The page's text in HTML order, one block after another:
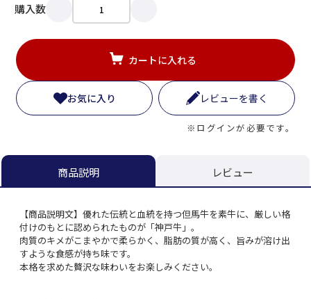
購入数
カートに入れる
お気に入り レビューを書く
※ログインが必要です。
商品説明 レビュー
【商品説明文】優れた伝統と血統を持つ但馬牛を素牛に、厳しい格
付けのもとに認められたものが「神戸牛」。
肉質のキメがこまやかで柔らかく、脂肪の質が高く、旨みが溶け出
すような食感が持ち味です。
本格を求めた贅沢な味わいをお楽しみください。